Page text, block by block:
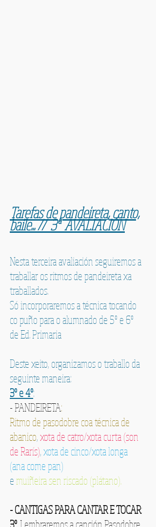
Tarefas de pandeireta, canto,
baile... // 3ª AVALIACIÓN
Nesta terceira avaliación seguiremos a
traballar os ritmos de pandeireta xa
traballados.
Só incorporaremos a técnica tocando
co puño para o alumnado de 5º e 6º
de Ed. Primaria
Deste xeito, organizamos o traballo da
seguinte maneira:
3º e 4º:
- PANDEIRETA:
Ritmo de pasodobre coa técnica de
abanico,xota de catro/xota curta (son
de Rarís),xota de cinco/xota longa
(ana come pan)
emuiñeira sen riscado (plátano).
- CANTIGAS PARA CANTAR E TOCAR:
3º. Lembraremos a canción Pasodobre